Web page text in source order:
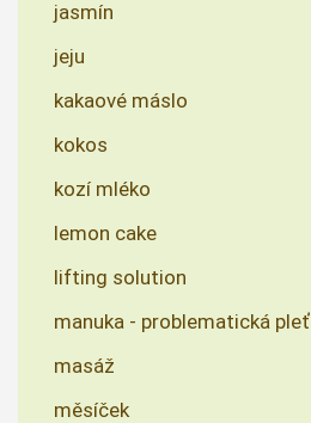
jasmín
jeju
kakaové máslo
kokos
kozí mléko
lemon cake
lifting solution
manuka - problematická pleť
masáž
měsíček